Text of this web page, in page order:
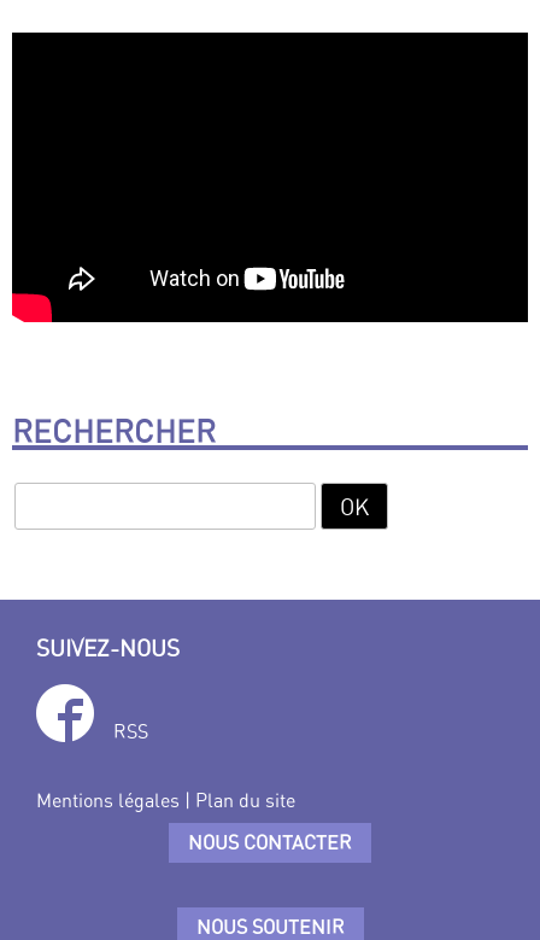
RECHERCHER
SUIVEZ-NOUS
RSS
Mentions légales | Plan du site
NOUS CONTACTER
NOUS SOUTENIR